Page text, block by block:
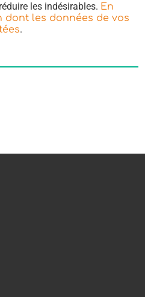
les indésirables. En
les données de vos
.